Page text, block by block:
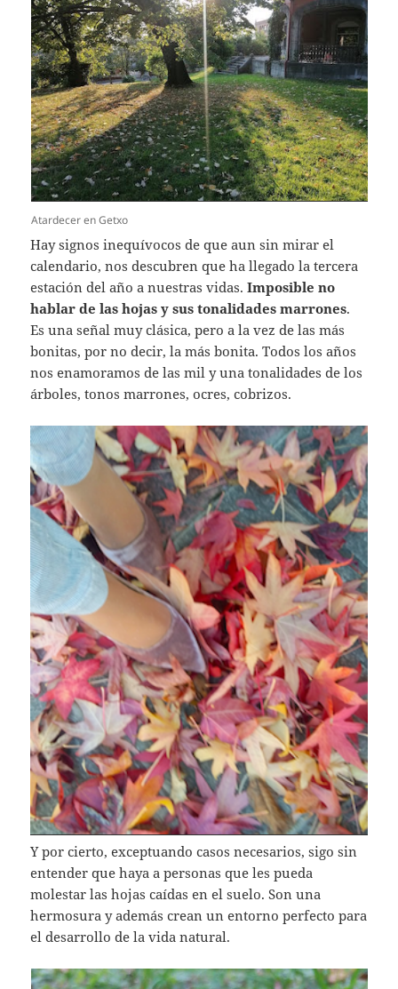
Atardecer en Getxo
Hay signos inequívocos de que aun sin mirar el
calendario, nos descubren que ha llegado la tercera
estación del año a nuestras vidas.Imposible no
hablar de las hojas y sus tonalidades marrones.
Es una señal muy clásica, pero a la vez de las más
bonitas, por no decir, la más bonita. Todos los años
nos enamoramos de las mil y una tonalidades de los
árboles, tonos marrones, ocres, cobrizos.
Y por cierto, exceptuando casos necesarios, sigo sin
entender que haya a personas que les pueda
molestar las hojas caídas en el suelo. Son una
hermosura y además crean un entorno perfecto para
el desarrollo de la vida natural.